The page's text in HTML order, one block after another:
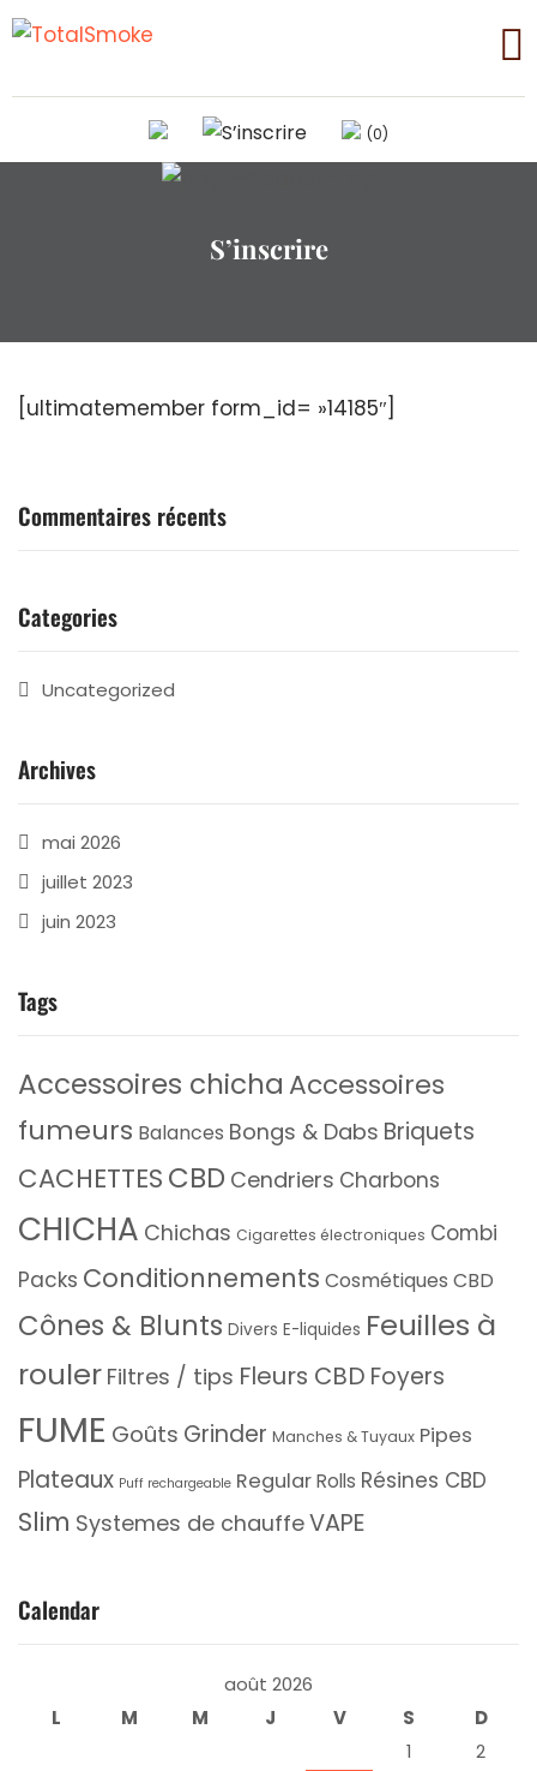
(0)
S’inscrire
[ultimatemember form_id= »14185″]
Commentaires récents
Categories
Uncategorized
Archives
mai 2026
juillet 2023
juin 2023
Tags
Accessoires chicha Accessoires
fumeurs Balances Bongs & Dabs Briquets
CACHETTES CBD Cendriers Charbons
CHICHA Chichas Cigarettes électroniques Combi
Packs Conditionnements Cosmétiques CBD
Cônes & Blunts Divers E-liquides Feuilles à
rouler Filtres / tips Fleurs CBD Foyers
FUME Goûts Grinder Manches & Tuyaux Pipes
Plateaux Puff rechargeable RegularRolls Résines CBD
Slim Systemes de chauffeVAPE
Calendar
août 2026
L
M M J V S
D
1
2